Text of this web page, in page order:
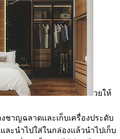
วยให้
ชาญฉลาดและเก็บเครื่องประดับ
ะนำไปใส่ในกล่องแล้วนำไปเก็บ